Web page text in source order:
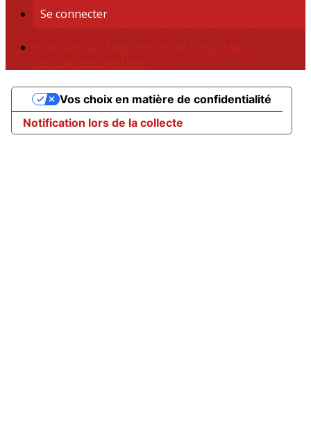
Se connecter
Propulsé par AssoConnect, le logiciel des
associations Sportives
Notification lors de la collecte
Vos choix en matière de confidentialité